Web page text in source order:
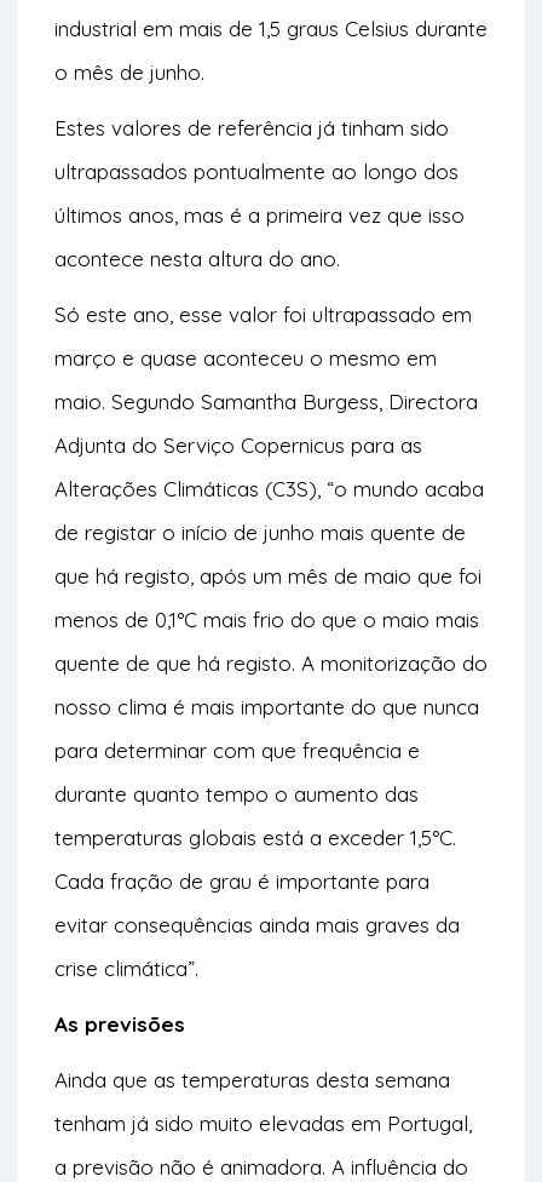
industrial em mais de 1,5 graus Celsius durante
o mês de junho.
Estes valores de referência já tinham sido
ultrapassados pontualmente ao longo dos
últimos anos, mas é a primeira vez que isso
acontece nesta altura do ano.
Só este ano, esse valor foi ultrapassado em
março e quase aconteceu o mesmo em
maio. Segundo Samantha Burgess, Directora
Adjunta do Serviço Copernicus para as
Alterações Climáticas (C3S), “o mundo acaba
de registar o início de junho mais quente de
que há registo, após um mês de maio que foi
menos de 0,1°C mais frio do que o maio mais
quente de que há registo. A monitorização do
nosso clima é mais importante do que nunca
para determinar com que frequência e
durante quanto tempo o aumento das
temperaturas globais está a exceder 1,5°C.
Cada fração de grau é importante para
evitar consequências ainda mais graves da
crise climática”.
As previsões
Ainda que as temperaturas desta semana
tenham já sido muito elevadas em Portugal,
a previsão não é animadora. A influência do